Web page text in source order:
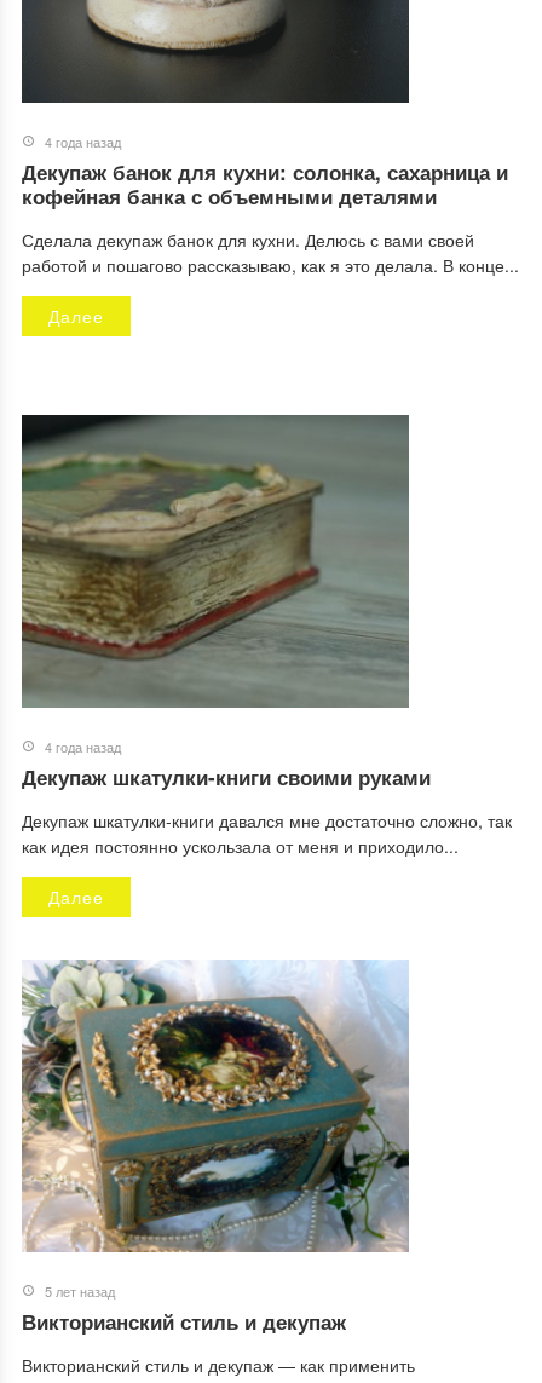
4 года назад
Декупаж банок для кухни: солонка, сахарница и
кофейная банка с объемными деталями
Сделала декупаж банок для кухни. Делюсь с вами своей
работой и пошагово рассказываю, как я это делала. В конце...
Далее
4 года назад
Декупаж шкатулки-книги своими руками
Декупаж шкатулки-книги давался мне достаточно сложно, так
как идея постоянно ускользала от меня и приходило...
Далее
5 лет назад
Викторианский стиль и декупаж
Викторианский стиль и декупаж — как применить